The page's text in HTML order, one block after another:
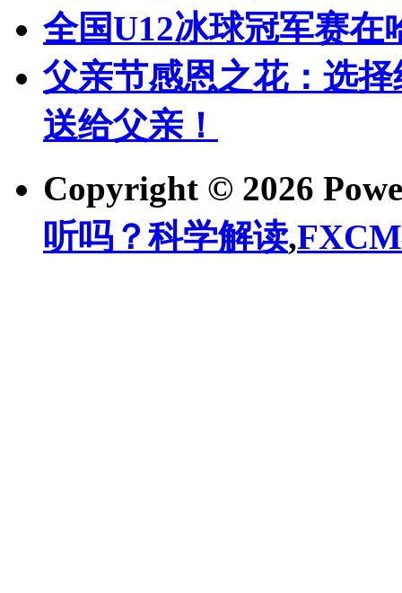
全国U12冰球冠军赛在
父亲节感恩之花：选
送给父亲！
Copyright © 2026
听吗？科学解读,